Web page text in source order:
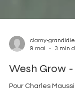
Wesh Grow